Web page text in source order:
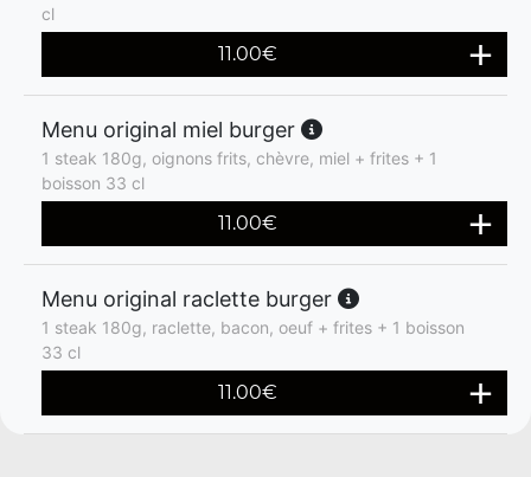
cl
11.00€
Menu original miel burger
1 steak 180g, oignons frits, chèvre, miel + frites + 1
boisson 33 cl
11.00€
Menu original raclette burger
1 steak 180g, raclette, bacon, oeuf + frites + 1 boisson
33 cl
11.00€